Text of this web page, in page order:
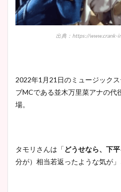
出典：https://www.crank-
2022年1月21日のミュージック
ブMCである並木万里菜アナの代
場。
タモリさんは「どうせなら、下
分が）相当若返ったような気が」